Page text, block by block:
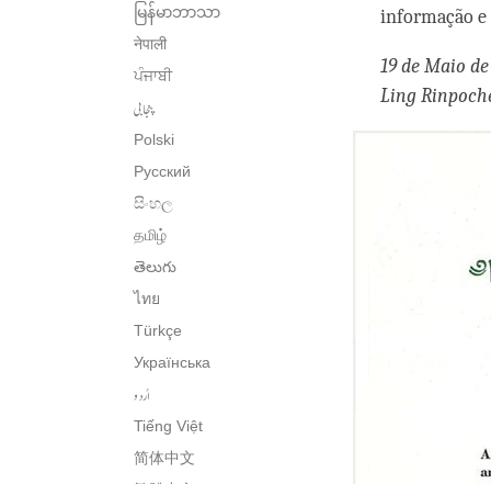
မြန်မာဘာသာ
नेपाली
ਪੰਜਾਬੀ
پنجابی
Polski
Русский
සිංහල
தமிழ்
తెలుగు
ไทย
Türkçe
Українська
اُردو
Tiếng Việt
简体中文
informação e
19 de Maio
Ling